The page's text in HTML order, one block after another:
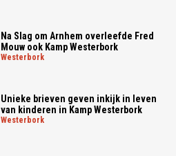
Na Slag om Arnhem overleefde Fred
Mouw ook Kamp Westerbork
westerbork
Unieke brieven geven inkijk in leven
van kinderen in Kamp Westerbork
westerbork